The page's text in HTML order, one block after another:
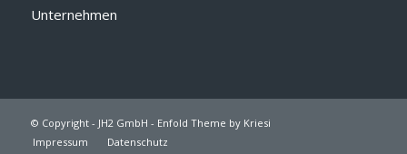
Unternehmen
© Copyright - JH2 GmbH - Enfold Theme by Kriesi
Impressum
Datenschutz